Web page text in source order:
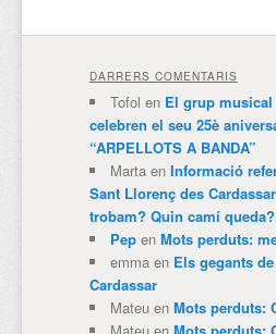
DARRERS COMENTARIS
Tofol en El grup musical
celebren el seu 25è
“ARPELLOTS A BANDA”
Martaen Informació
Sant Llorenç des
trobam? Quin camí queda?
Pepen Mots perduts:
emmaen Els gegants
Cardassar
Mateuen Mots perduts: